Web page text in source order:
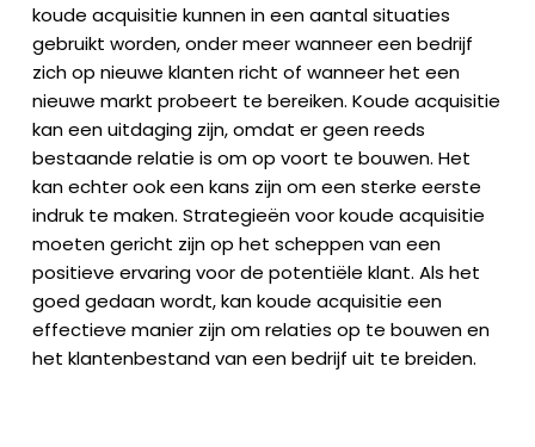
koude acquisitie kunnen in een aantal situaties
gebruikt worden, onder meer wanneer een bedrijf
zich op nieuwe klanten richt of wanneer het een
nieuwe markt probeert te bereiken. Koude acquisitie
kan een uitdaging zijn, omdat er geen reeds
bestaande relatie is om op voort te bouwen. Het
kan echter ook een kans zijn om een sterke eerste
indruk te maken. Strategieën voor koude acquisitie
moeten gericht zijn op het scheppen van een
positieve ervaring voor de potentiële klant. Als het
goed gedaan wordt, kan koude acquisitie een
effectieve manier zijn om relaties op te bouwen en
het klantenbestand van een bedrijf uit te breiden.